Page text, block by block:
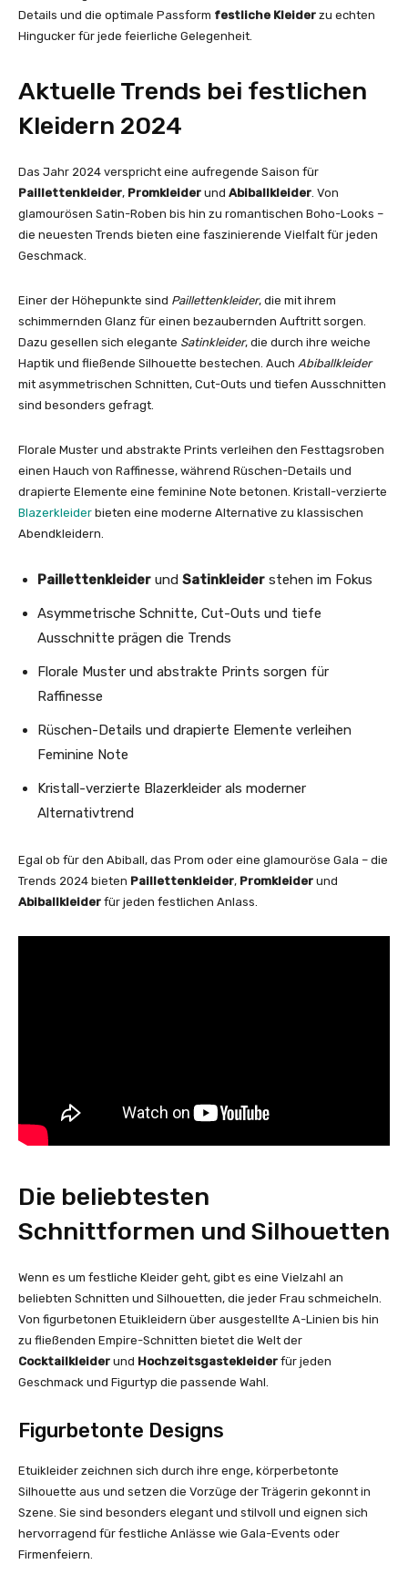
Details und die optimale Passform festliche Kleider zu echten
Hingucker für jede feierliche Gelegenheit.
Aktuelle Trends bei festlichen
Kleidern 2024
Das Jahr 2024 verspricht eine aufregende Saison für
Paillettenkleider, Promkleider und Abiballkleider. Von
glamourösen Satin-Roben bis hin zu romantischen Boho-Looks –
die neuesten Trends bieten eine faszinierende Vielfalt für jeden
Geschmack.
Einer der Höhepunkte sind Paillettenkleider, die mit ihrem
schimmernden Glanz für einen bezaubernden Auftritt sorgen.
Dazu gesellen sich elegante Satinkleider, die durch ihre weiche
Haptik und fließende Silhouette bestechen. Auch Abiballkleider
mit asymmetrischen Schnitten, Cut-Outs und tiefen Ausschnitten
sind besonders gefragt.
Florale Muster und abstrakte Prints verleihen den Festtagsroben
einen Hauch von Raffinesse, während Rüschen-Details und
drapierte Elemente eine feminine Note betonen. Kristall-verzierte
Blazerkleider bieten eine moderne Alternative zu klassischen
Abendkleidern.
Paillettenkleider und Satinkleider stehen im Fokus
Asymmetrische Schnitte, Cut-Outs und tiefe
Ausschnitte prägen die Trends
Florale Muster und abstrakte Prints sorgen für
Raffinesse
Rüschen-Details und drapierte Elemente verleihen
Feminine Note
Kristall-verzierte Blazerkleider als moderner
Alternativtrend
Egal ob für den Abiball, das Prom oder eine glamouröse Gala – die
Trends 2024 bieten Paillettenkleider, Promkleider und
Abiballkleider für jeden festlichen Anlass.
Die beliebtesten
Schnittformen und Silhouetten
Wenn es um festliche Kleider geht, gibt es eine Vielzahl an
beliebten Schnitten und Silhouetten, die jeder Frau schmeicheln.
Von figurbetonen Etuikleidern über ausgestellte A-Linien bis hin
zu fließenden Empire-Schnitten bietet die Welt der
Cocktailkleider und Hochzeitsgastekleider für jeden
Geschmack und Figurtyp die passende Wahl.
Figurbetonte Designs
Etuikleider zeichnen sich durch ihre enge, körperbetonte
Silhouette aus und setzen die Vorzüge der Trägerin gekonnt in
Szene. Sie sind besonders elegant und stilvoll und eignen sich
hervorragend für festliche Anlässe wie Gala-Events oder
Firmenfeiern.